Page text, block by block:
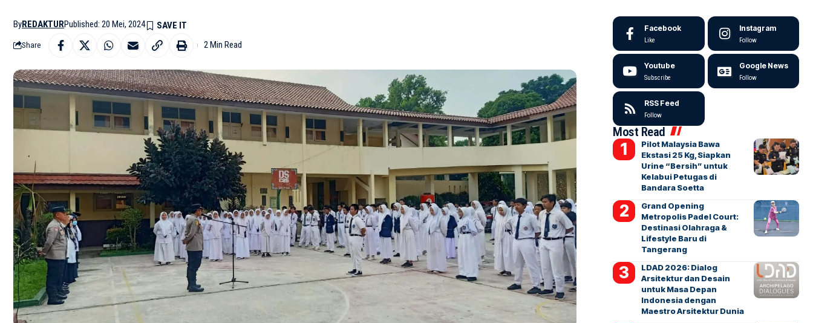
ByREDAKTURPublished: 20 Mei, 2024
Share 2 Min Read
Facebook
Like
Instagram
Follow
Youtube
Subscribe
Google News
Follow
RSS Feed
Follow
Most Read
Pilot Malaysia Bawa
Ekstasi 25 Kg, Siapkan
Urine “Bersih” untuk
Kelabui Petugas di
Bandara Soetta
Grand Opening
Metropolis Padel Court:
Destinasi Olahraga &
Lifestyle Baru di
Tangerang
LDAD 2026: Dialog
Arsitektur dan Desain
untuk Masa Depan
Indonesia dengan
Maestro Arsitektur Dunia